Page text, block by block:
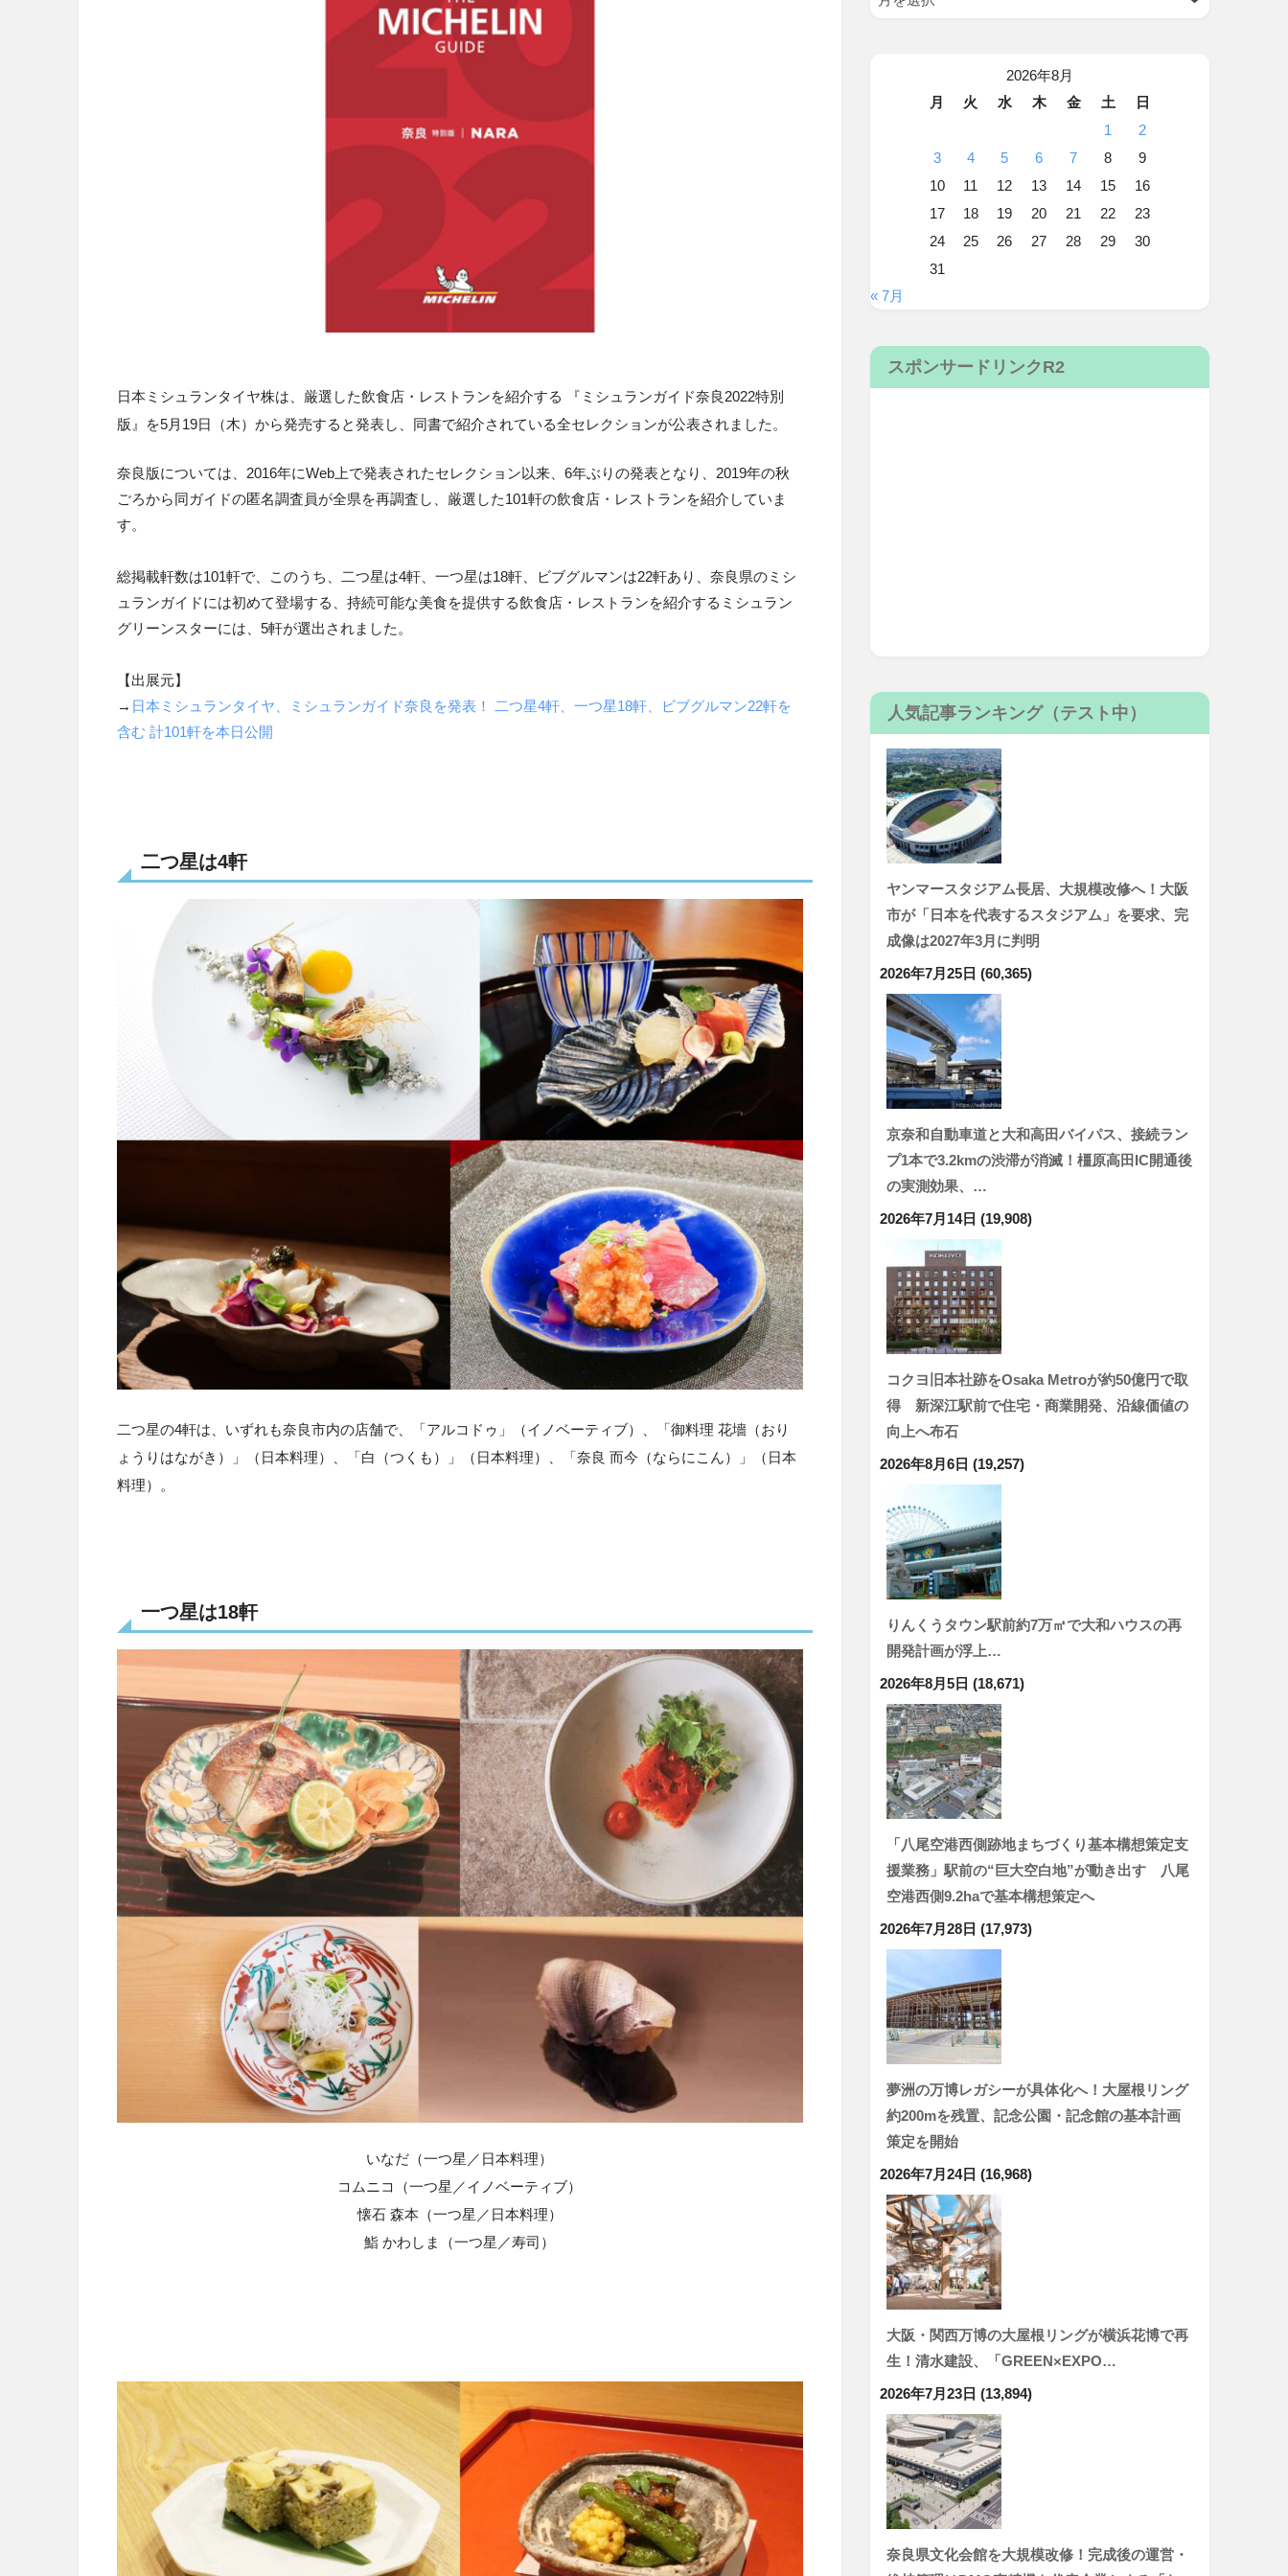
日本ミシュランタイヤ株は、厳選した飲食店・レストランを紹介する 『ミシュランガイド奈良2022特別
版』を5月19日（木）から発売すると発表し、同書で紹介されている全セレクションが公表されました。
奈良版については、2016年にWeb上で発表されたセレクション以来、6年ぶりの発表となり、2019年の秋
ごろから同ガイドの匿名調査員が全県を再調査し、厳選した101軒の飲食店・レストランを紹介していま
す。
総掲載軒数は101軒で、このうち、二つ星は4軒、一つ星は18軒、ビブグルマンは22軒あり、奈良県のミシ
ュランガイドには初めて登場する、持続可能な美食を提供する飲食店・レストランを紹介するミシュラン
グリーンスターには、 5軒が選出されました。
【出展元】
→ 日本ミシュランタイヤ、ミシュランガイド奈良を発表！ 二つ星4軒、一つ星18軒、ビブグルマン22軒を
含む 計101軒を本日公開
二つ星は4軒
二つ星の4軒は、いずれも奈良市内の店舗で、「アルコドゥ」（イノベーティブ）、「御料理 花墻（おり
ょうりはながき）」（日本料理）、「白（つくも）」（日本料理）、「奈良 而今（ならにこん）」（日本
料理）。
一つ星は18軒
いなだ（一つ星／日本料理）
コムニコ（一つ星／イノベーティブ）
懐石 森本（一つ星／日本料理）
鮨 かわしま（一つ星／寿司）
2026年8月
月
火 水 木 金 土
日
1
2
3
4 5 6 7 8
9
10
11 12 13 14 15
16
17
18 19 20 21 22
23
24
25 26 27 28 29
30
31
« 7月
スポンサードリンクR2
人気記事ランキング（テスト中）
ヤンマースタジアム長居、大規模改修へ！大阪
市が「日本を代表するスタジアム」を要求、完
成像は2027年3月に判明
2026年7月25日 (60,365)
京奈和自動車道と大和高田バイパス、接続ラン
プ1本で3.2kmの渋滞が消滅！橿原高田IC開通後
の実測効果、…
2026年7月14日 (19,908)
コクヨ旧本社跡をOsaka Metroが約50億円で取
得 新深江駅前で住宅・商業開発、沿線価値の
向上へ布石
2026年8月6日 (19,257)
りんくうタウン駅前約7万㎡で大和ハウスの再
開発計画が浮上…
2026年8月5日 (18,671)
「八尾空港西側跡地まちづくり基本構想策定支
援業務」駅前の“巨大空白地”が動き出す 八尾
空港西側9.2haで基本構想策定へ
2026年7月28日 (17,973)
夢洲の万博レガシーが具体化へ！大屋根リング
約200mを残置、記念公園・記念館の基本計画
策定を開始
2026年7月24日 (16,968)
大阪・関西万博の大屋根リングが横浜花博で再
生！清水建設、「GREEN×EXPO…
2026年7月23日 (13,894)
奈良県文化会館を大規模改修！完成後の運営・